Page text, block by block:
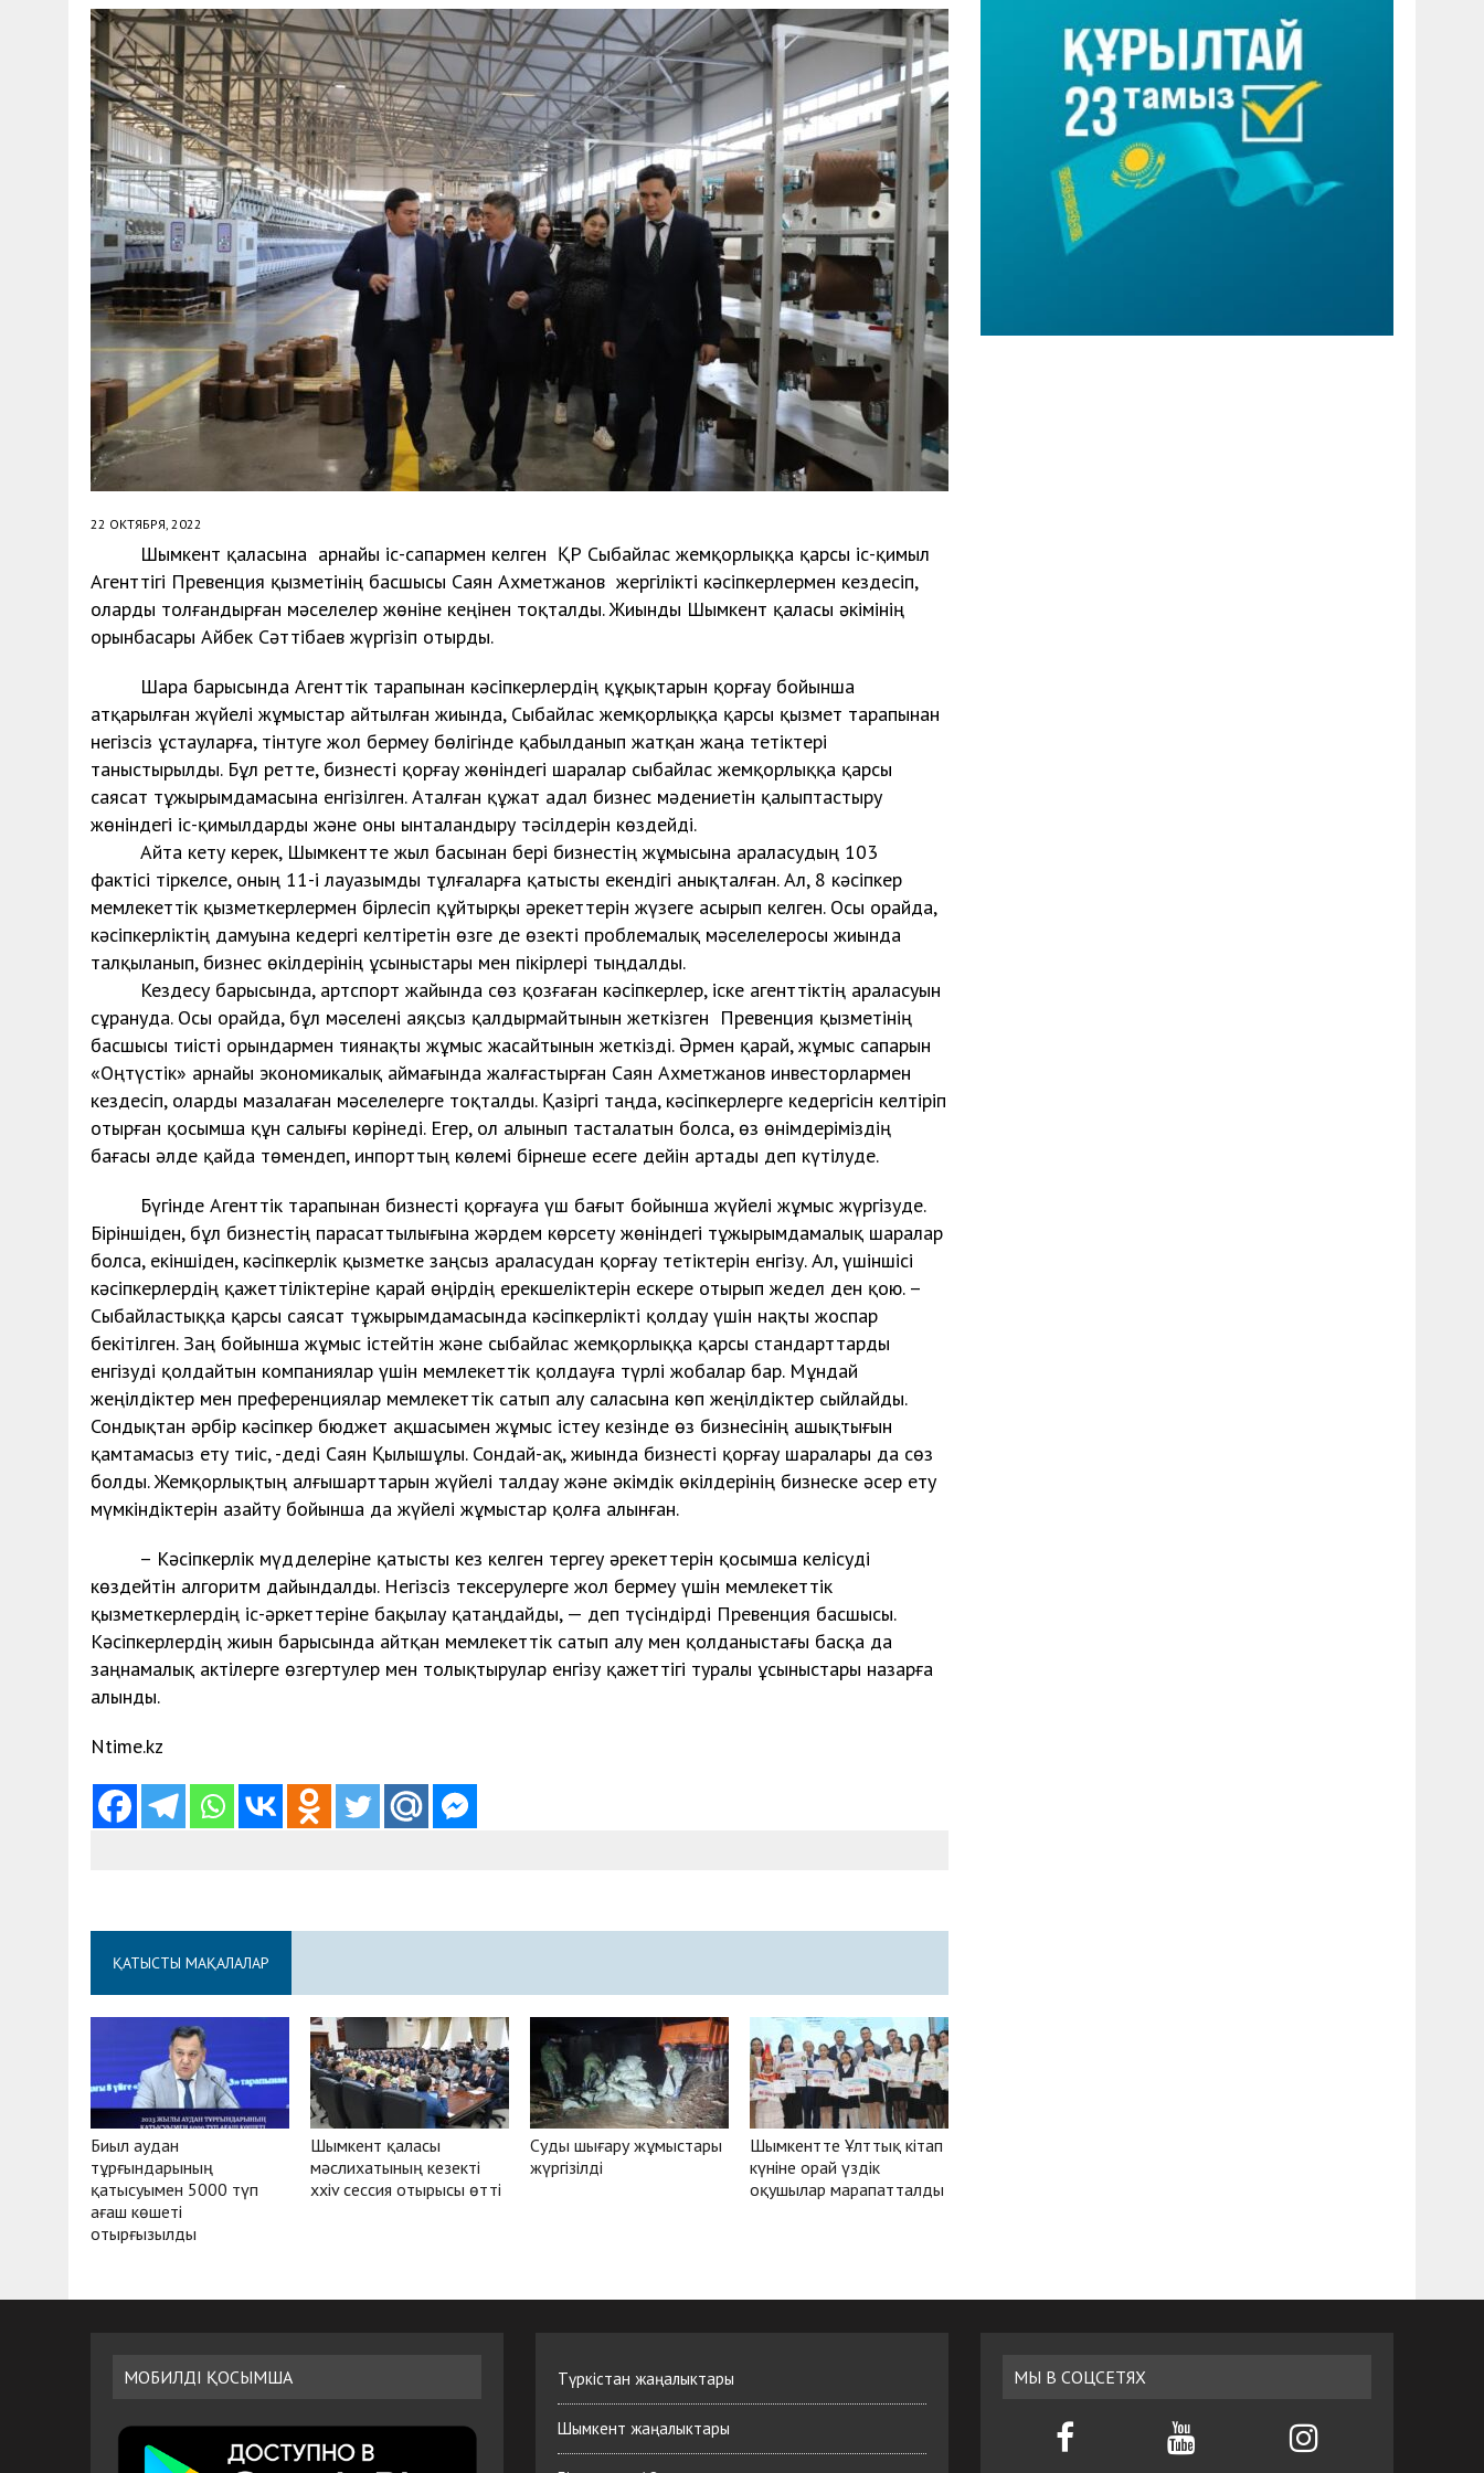
30 МАЯ, 2026 | ТҮСІНДІРУ ЖҰМЫСТАРЫ ЖҮРГІЗІЛДІ
22 ОКТЯБРЯ, 2022
Шымкент қаласына арнайы іс-сапармен келген ҚР Сыбайлас жемқорлыққа қарсы іс-қимыл
Агенттігі Превенция қызметінің басшысы Саян Ахметжанов жергілікті кәсіпкерлермен кездесіп,
оларды толғандырған мәселелер жөніне кеңінен тоқталды. Жиынды Шымкент қаласы әкімінің
орынбасары Айбек Сәттібаев жүргізіп отырды.
Шара барысында Агенттік тарапынан кәсіпкерлердің құқықтарын қорғау бойынша
атқарылған жүйелі жұмыстар айтылған жиында, Сыбайлас жемқорлыққа қарсы қызмет тарапынан
негізсіз ұстауларға, тінтуге жол бермеу бөлігінде қабылданып жатқан жаңа тетіктері
таныстырылды. Бұл ретте, бизнесті қорғау жөніндегі шаралар сыбайлас жемқорлыққа қарсы
саясат тұжырымдамасына енгізілген. Аталған құжат адал бизнес мәдениетін қалыптастыру
жөніндегі іс-қимылдарды және оны ынталандыру тәсілдерін көздейді.
Айта кету керек, Шымкентте жыл басынан бері бизнестің жұмысына араласудың 103
фактісі тіркелсе, оның 11-і лауазымды тұлғаларға қатысты екендігі анықталған. Ал, 8 кәсіпкер
мемлекеттік қызметкерлермен бірлесіп құйтырқы әрекеттерін жүзеге асырып келген. Осы орайда,
кәсіпкерліктің дамуына кедергі келтіретін өзге де өзекті проблемалық мәселелеросы жиында
талқыланып, бизнес өкілдерінің ұсыныстары мен пікірлері тыңдалды.
Кездесу барысында, артспорт жайында сөз қозғаған кәсіпкерлер, іске агенттіктің араласуын
сұрануда. Осы орайда, бұл мәселені аяқсыз қалдырмайтынын жеткізген Превенция қызметінің
басшысы тиісті орындармен тиянақты жұмыс жасайтынын жеткізді. Әрмен қарай, жұмыс сапарын
«Оңтүстік» арнайы экономикалық аймағында жалғастырған Саян Ахметжанов инвесторлармен
кездесіп, оларды мазалаған мәселелерге тоқталды. Қазіргі таңда, кәсіпкерлерге кедергісін келтіріп
отырған қосымша құн салығы көрінеді. Егер, ол алынып тасталатын болса, өз өнімдеріміздің
бағасы әлде қайда төмендеп, инпорттың көлемі бірнеше есеге дейін артады деп күтілуде.
Бүгінде Агенттік тарапынан бизнесті қорғауға үш бағыт бойынша жүйелі жұмыс жүргізуде.
Біріншіден, бұл бизнестің парасаттылығына жәрдем көрсету жөніндегі тұжырымдамалық шаралар
болса, екіншіден, кәсіпкерлік қызметке заңсыз араласудан қорғау тетіктерін енгізу. Ал, үшіншісі
кәсіпкерлердің қажеттіліктеріне қарай өңірдің ерекшеліктерін ескере отырып жедел ден қою. –
Сыбайластыққа қарсы саясат тұжырымдамасында кәсіпкерлікті қолдау үшін нақты жоспар
бекітілген. Заң бойынша жұмыс істейтін және сыбайлас жемқорлыққа қарсы стандарттарды
енгізуді қолдайтын компаниялар үшін мемлекеттік қолдауға түрлі жобалар бар. Мұндай
жеңілдіктер мен преференциялар мемлекеттік сатып алу саласына көп жеңілдіктер сыйлайды.
Сондықтан әрбір кәсіпкер бюджет ақшасымен жұмыс істеу кезінде өз бизнесінің ашықтығын
қамтамасыз ету тиіс, -деді Саян Қылышұлы. Сондай-ақ, жиында бизнесті қорғау шаралары да сөз
болды. Жемқорлықтың алғышарттарын жүйелі талдау және әкімдік өкілдерінің бизнеске әсер ету
мүмкіндіктерін азайту бойынша да жүйелі жұмыстар қолға алынған.
– Кәсіпкерлік мүдделеріне қатысты кез келген тергеу әрекеттерін қосымша келісуді
көздейтін алгоритм дайындалды. Негізсіз тексерулерге жол бермеу үшін мемлекеттік
қызметкерлердің іс-әркеттеріне бақылау қатаңдайды, — деп түсіндірді Превенция басшысы.
Кәсіпкерлердің жиын барысында айтқан мемлекеттік сатып алу мен қолданыстағы басқа да
заңнамалық актілерге өзгертулер мен толықтырулар енгізу қажеттігі туралы ұсыныстары назарға
алынды.
Ntime.kz
ҚАТЫСТЫ МАҚАЛАЛАР
Биыл аудан
тұрғындарының
қатысуымен 5000 түп
ағаш көшеті
отырғызылды
Шымкент қаласы
мәслихатының кезекті
xxiv сессия отырысы өтті
Суды шығару жұмыстары
жүргізілді
Шымкентте Ұлттық кітап
күніне орай үздік
оқушылар марапатталды
МОБИЛДІ ҚОСЫМША Түркістан жаңалыктары
Шымкент жаңалыктары
МЫ В СОЦСЕТЯХ